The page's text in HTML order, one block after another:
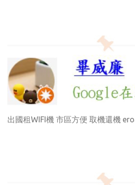
出國租WIFI機 市區方便 取機還機